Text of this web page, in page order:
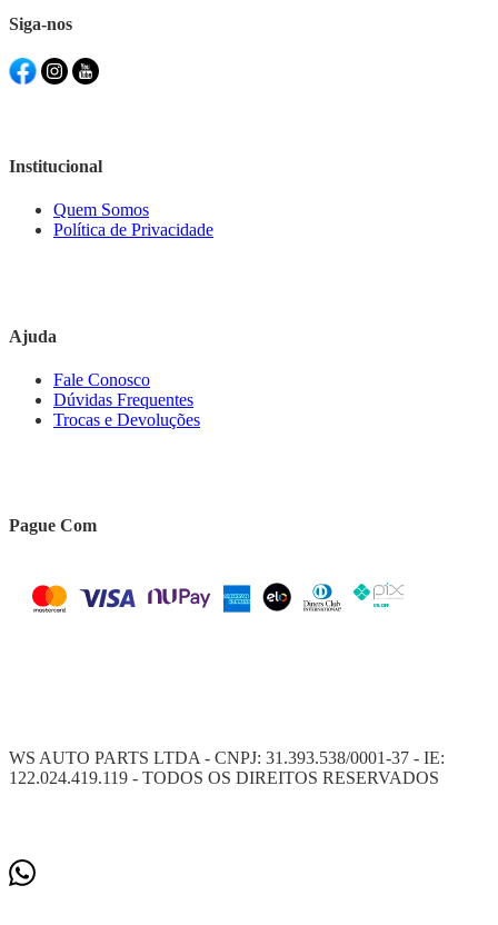
Siga-nos
Institucional
Quem Somos
Política de Privacidade
Ajuda
Fale Conosco
Dúvidas Frequentes
Trocas e Devoluções
Pague Com
WS AUTO PARTS LTDA - CNPJ: 31.393.538/0001-37 - IE:
122.024.419.119 - TODOS OS DIREITOS RESERVADOS